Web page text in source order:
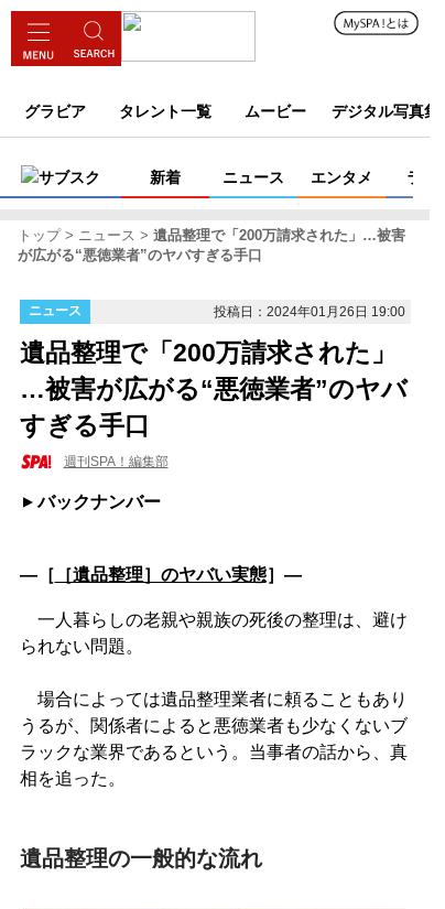
グラビア タレント一覧 ムービー デジタル写真集
サブスク 新着 ニュース エンタメ ライフ
トップ ニュース
遺品整理で「200万請求された」…被害
が広がる“悪徳業者”のヤバすぎる手口
ニュース 投稿日：2024年01月26日 19:00
遺品整理で「200万請求された」
…被害が広がる“悪徳業者”のヤバ
すぎる手口
週刊SPA！編集部
バックナンバー
―［ ［遺品整理］のヤバい実態］―
一人暮らしの老親や親族の死後の整理は、避け
られない問題。
場合によっては遺品整理業者に頼ることもあり
うるが、関係者によると悪徳業者も少なくないブ
ラックな業界であるという。当事者の話から、真
相を追った。
遺品整理の一般的な流れ